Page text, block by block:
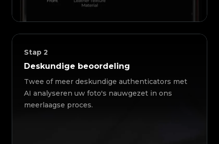
Stap 2
Deskundige beoordeling
Twee of meer deskundige authenticators met
AI analyseren uw foto's nauwgezet in ons
meerlaagse proces.